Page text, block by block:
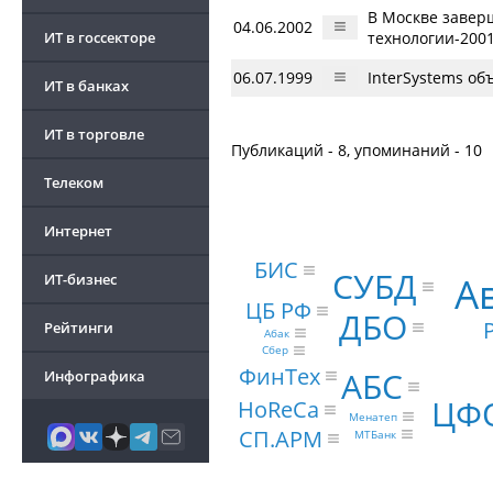
ИТ в госсекторе
ИТ в банках
ИТ в торговле
Телеком
Интернет
ИТ-бизнес
Рейтинги
Инфографика
04.06.2002
В Москве
технологии-
06.07.1999
InterSystems
Публикаций - 8, упоминаний - 10
СУБД
ДБО
АБС
СП.АРМ
БИС
ЦБ РФ
ФинТех
HoReCa
Абак
Менатеп
МТБанк
Сбер